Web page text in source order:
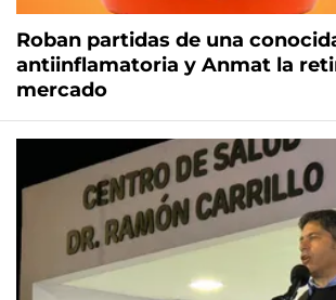
Roban partidas de una
antiinflamatoria y Anmat la
mercado